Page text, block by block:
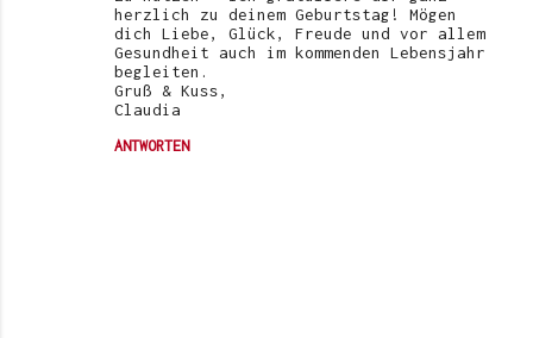
herzlich zu deinem Geburtstag! Mögen
dich Liebe, Glück, Freude und vor allem
Gesundheit auch im kommenden Lebensjahr
begleiten.
Gruß & Kuss,
Claudia
ANTWORTEN